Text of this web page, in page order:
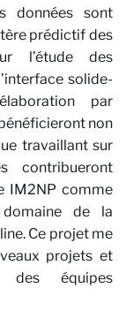
données sont
prédictif des
l’étude des
solide-
par
non
travaillant sur
contribueront
IM2NP comme
de la
Ce projet me
projets et
des équipes